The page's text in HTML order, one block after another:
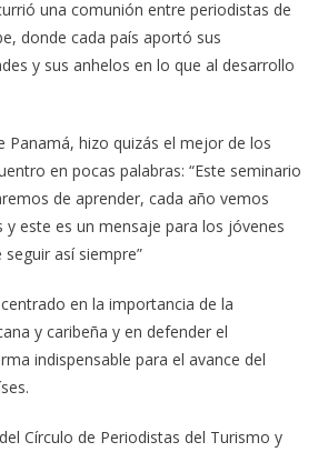
una comunión entre periodistas de
donde cada país aportó sus
y sus anhelos en lo que al desarrollo
Panamá, hizo quizás el mejor de los
en pocas palabras: “Este seminario
de aprender, cada año vemos
este es un mensaje para los jóvenes
así siempre”
en la importancia de la
y caribeña y en defender el
indispensable para el avance del
Círculo de Periodistas del Turismo y